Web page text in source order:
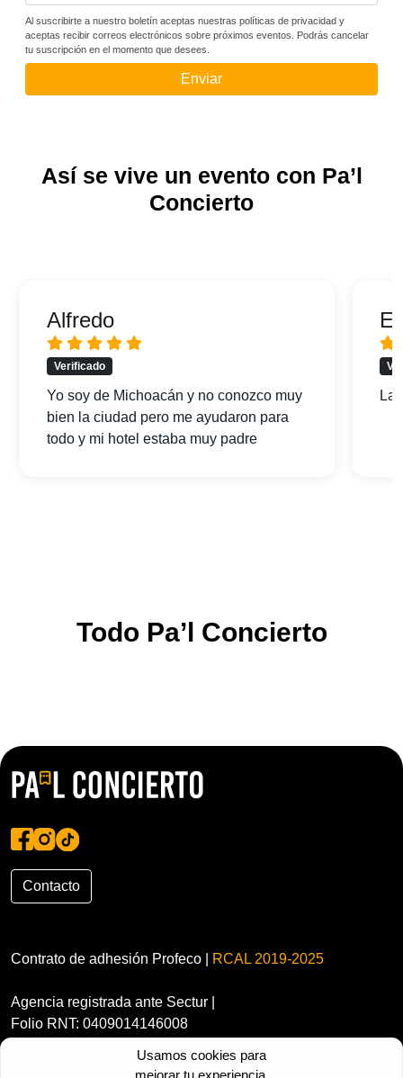
Al suscribirte a nuestro boletín aceptas nuestras políticas de privacidad y
aceptas recibir correos electrónicos sobre próximos eventos. Podrás cancelar
tu suscripción en el momento que desees.
Enviar
Así se vive un evento con Pa’l
Concierto
Alfredo
Verificado
Yo soy de Michoacán y no conozco muy
bien la ciudad pero me ayudaron para
todo y mi hotel estaba muy padre
La
Todo Pa’l Concierto
Contacto
Contrato de adhesión Profeco | RCAL 2019-2025
Agencia registrada ante Sectur |
Folio RNT: 0409014146008
Usamos cookies para
mejorar tu experiencia.